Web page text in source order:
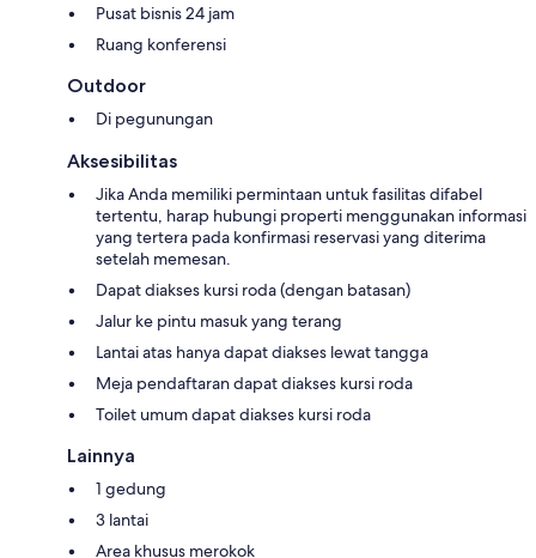
Pusat bisnis 24 jam
Ruang konferensi
Outdoor
Di pegunungan
Aksesibilitas
Jika Anda memiliki permintaan untuk fasilitas difabel
tertentu, harap hubungi properti menggunakan informasi
yang tertera pada konfirmasi reservasi yang diterima
setelah memesan.
Dapat diakses kursi roda (dengan batasan)
Jalur ke pintu masuk yang terang
Lantai atas hanya dapat diakses lewat tangga
Meja pendaftaran dapat diakses kursi roda
Toilet umum dapat diakses kursi roda
Lainnya
1 gedung
3 lantai
Area khusus merokok